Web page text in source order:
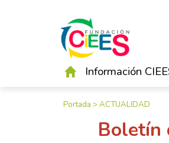
Información
Portada >ACTUALIDAD
Boletín